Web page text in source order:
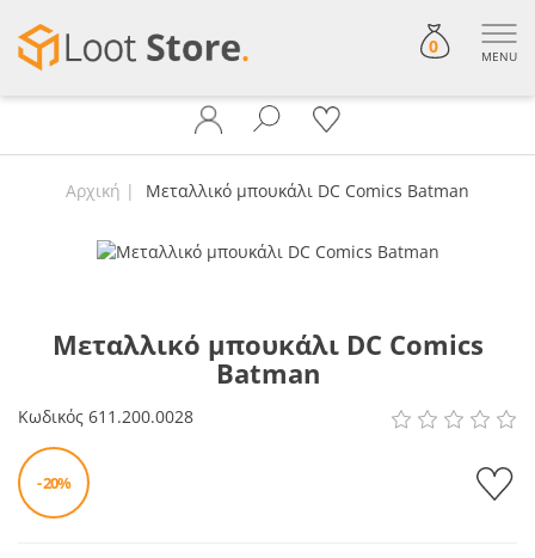
0 MENU
Αρχική Μεταλλικό μπουκάλι DC Comics Batman
Μεταλλικό μπουκάλι DC Comics
Batman
Κωδικός 611.200.0028
- 20%